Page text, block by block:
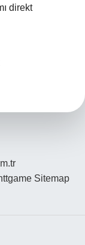
direkt
Sitemap